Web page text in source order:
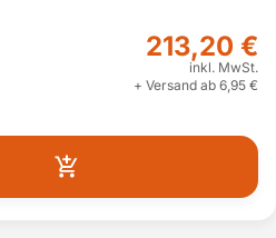
213,20 €
inkl. MwSt.
+ Versand ab 6,95 €